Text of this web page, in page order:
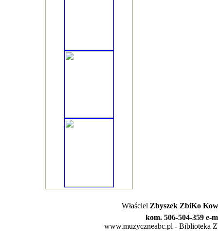
Właściel Zbyszek ZbiKo
kom. 506-504-359 e-
www.muzyczneabc.pl - Biblioteka